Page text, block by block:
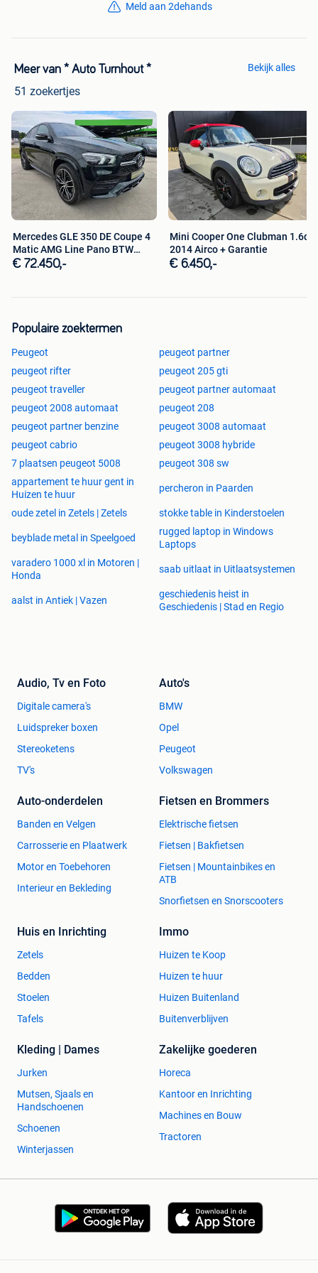
Meld aan 2dehands
Meer van * Auto Turnhout *
51 zoekertjes
Bekijk alles
Mercedes GLE 350 DE Coupe 4
Matic AMG Line Pano BTW
Auto
€ 72.450,-
Mini Cooper One Clubman 1.6d
2014 Airco + Garantie
€ 6.450,-
Populaire zoektermen
Peugeot
peugeot partner
peugeot rifter
peugeot 205 gti
peugeot traveller
peugeot partner automaat
peugeot 2008 automaat
peugeot 208
peugeot partner benzine
peugeot 3008 automaat
peugeot cabrio
peugeot 3008 hybride
7 plaatsen peugeot 5008
peugeot 308 sw
appartement te huur gent in
Huizen te huur
percheron in Paarden
oude zetel in Zetels | Zetels stokke table in Kinderstoelen
beyblade metal in Speelgoed
rugged laptop in Windows
Laptops
varadero 1000 xl in Motoren |
Honda
saab uitlaat in Uitlaatsystemen
aalst in Antiek | Vazen
geschiedenis heist in
Geschiedenis | Stad en Regio
Audio, Tv en Foto
Digitale camera's
Luidspreker boxen
Stereoketens
TV's
Auto's
BMW
Opel
Peugeot
Volkswagen
Auto-onderdelen
Banden en Velgen
Carrosserie en Plaatwerk
Motor en Toebehoren
Interieur en Bekleding
Fietsen en Brommers
Elektrische fietsen
Fietsen | Bakfietsen
Fietsen | Mountainbikes en
ATB
Snorfietsen en Snorscooters
Huis en Inrichting
Zetels
Bedden
Stoelen
Tafels
Immo
Huizen te Koop
Huizen te huur
Huizen Buitenland
Buitenverblijven
Kleding | Dames
Jurken
Mutsen, Sjaals en
Handschoenen
Schoenen
Winterjassen
Zakelijke goederen
Horeca
Kantoor en Inrichting
Machines en Bouw
Tractoren